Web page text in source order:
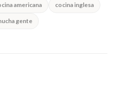
americana cocina inglesa
gente